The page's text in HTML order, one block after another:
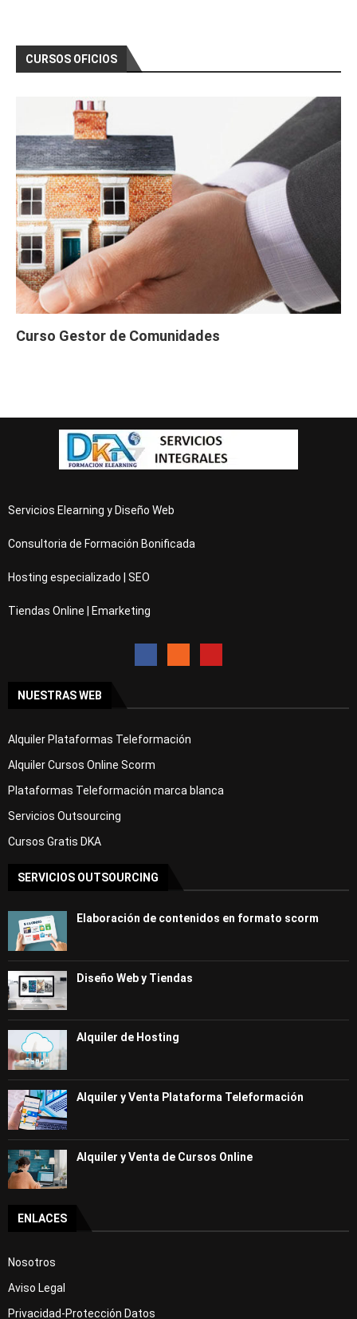
CURSOS OFICIOS
Curso Gestor de Comunidades
Servicios Elearning y Diseño Web
Consultoria de Formación Bonificada
Hosting especializado | SEO
Tiendas Online | Emarketing
NUESTRAS WEB
Alquiler Plataformas Teleformación
Alquiler Cursos Online Scorm
Plataformas Teleformación marca blanca
Servicios Outsourcing
Cursos Gratis DKA
SERVICIOS OUTSOURCING
Elaboración de contenidos en formato scorm
Diseño Web y Tiendas
Alquiler de Hosting
Alquiler y Venta Plataforma Teleformación
Alquiler y Venta de Cursos Online
ENLACES
Nosotros
Aviso Legal
Privacidad-Protección Datos